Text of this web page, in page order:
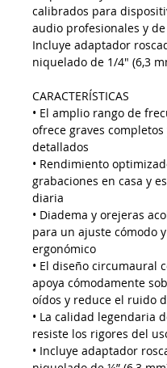
calibrados para
audio profesionales y
Incluye adaptador
niquelado de 1/4" (6,3
CARACTERÍSTICAS
• El amplio rango de
ofrece graves completos
detallados
• Rendimiento
grabaciones en casa y
diaria
• Diadema y orejeras
para un ajuste cómodo y
ergonómico
• El diseño circumaural
apoya cómodamente
oídos y reduce el ruido
• La calidad legendaria
resiste los rigores del
• Incluye adaptador